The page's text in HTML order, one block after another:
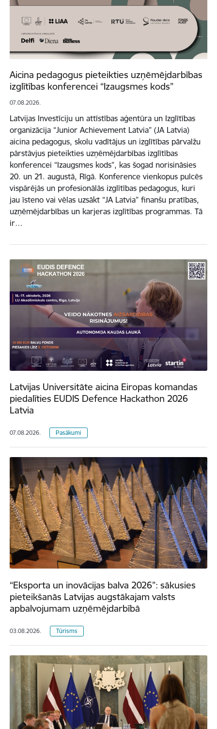
Aicina pedagogus pieteikties uzņēmējdarbības
izglītības konferencei “Izaugsmes kods”
07.08.2026.
Latvijas Investīciju un attīstības aģentūra un Izglītības
organizācija “Junior Achievement Latvia” (JA Latvia)
aicina pedagogus, skolu vadītājus un izglītības pārvalžu
pārstāvjus pieteikties uzņēmējdarbības izglītības
konferencei “Izaugsmes kods”, kas šogad norisināsies
20. un 21. augustā, Rīgā. Konference vienkopus pulcēs
vispārējās un profesionālās izglītības pedagogus, kuri
jau īsteno vai vēlas uzsākt “JA Latvia” finanšu pratības,
uzņēmējdarbības un karjeras izglītības programmas. Tā
ir…
Latvijas Universitāte aicina Eiropas komandas
piedalīties EUDIS Defence Hackathon 2026
Latvia
07.08.2026. Pasākumi
“Eksporta un inovācijas balva 2026”: sākusies
pieteikšanās Latvijas augstākajam valsts
apbalvojumam uzņēmējdarbībā
03.08.2026. Tūrisms